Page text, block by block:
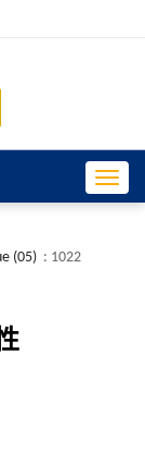
(05) : 1022